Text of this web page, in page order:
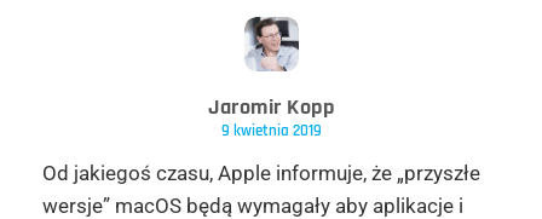
Jaromir Kopp
9 kwietnia 2019
Od jakiegoś czasu, Apple informuje, że „przyszłe
wersje” macOS będą wymagały aby aplikacje i